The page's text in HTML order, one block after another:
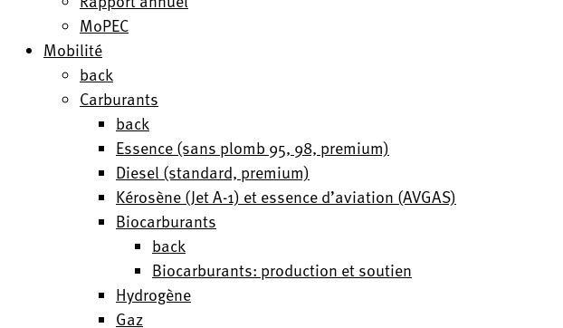
MoPEC
Mobilité
back
Carburants
back
Essence (sans plomb 95, 98, premium)
Diesel (standard, premium)
Kérosène (Jet A-1) et essence d’aviation (AVGAS)
Biocarburants
back
Biocarburants: production et soutien
Hydrogène
Gaz